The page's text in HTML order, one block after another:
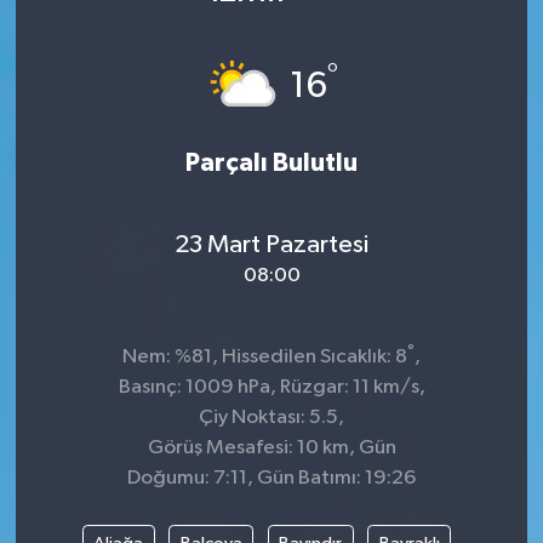
16°
Parçalı Bulutlu
23 Mart Pazartesi
08:00
Nem: %81, Hissedilen Sıcaklık: 8° ,
Basınç: 1009 hPa, Rüzgar: 11 km/s,
Çiy Noktası: 5.5,
Görüş Mesafesi: 10 km, Gün
Doğumu: 7:11, Gün Batımı: 19:26
Erdek
Gönen
Havran